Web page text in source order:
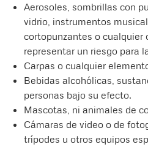
Aerosoles, sombrillas con
vidrio, instrumentos
cortopunzantes o cualquier
representar un riesgo para
Carpas o cualquier
Bebidas alcohólicas,
personas bajo su efecto.
Mascotas, ni animales de
Cámaras de video o de
trípodes u otros equipos